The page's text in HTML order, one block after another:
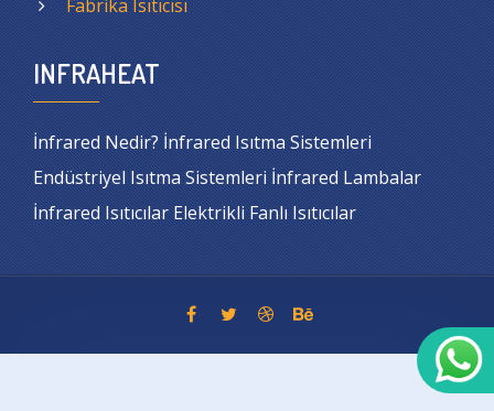
Fabrika Isıtıcısı
INFRAHEAT
İnfrared Nedir? İnfrared Isıtma Sistemleri
Endüstriyel Isıtma Sistemleri İnfrared Lambalar
İnfrared Isıtıcılar Elektrikli Fanlı Isıtıcılar